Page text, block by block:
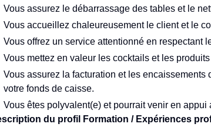
Vous assurez le débarrassage des tables et le
Vous accueillez chaleureusement le client et le
Vous offrez un service attentionné en respectant
Vous mettez en valeur les cocktails et les produits
Vous assurez la facturation et les
votre fonds de caisse.
Vous êtes polyvalent(e) et pourrait venir en appui
du profil Formation / Expériences